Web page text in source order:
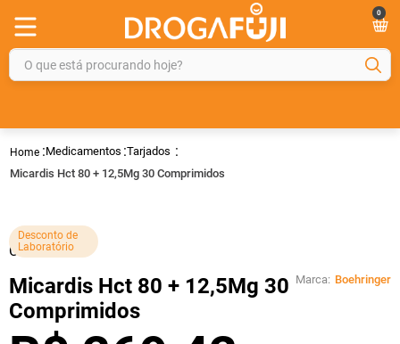
0
O que está procurando hoje?
Medicamentos Tarjados
Micardis Hct 80 + 12,5Mg 30 Comprimidos
Desconto de
Laboratório
Cod.:35158
Micardis Hct 80 + 12,5Mg 30
Comprimidos
Marca: Boehringer
2º
gelmax
4º
rosuvastatina 20mg
5º
protetor solar
6º
dipirona
7º
shampoo